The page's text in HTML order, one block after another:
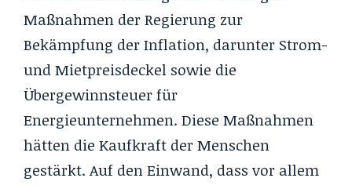
Maßnahmen der Regierung zur
Bekämpfung der Inflation, darunter Strom-
und Mietpreisdeckel sowie die
Übergewinnsteuer für
Energieunternehmen. Diese Maßnahmen
hätten die Kaufkraft der Menschen
gestärkt. Auf den Einwand, dass vor allem